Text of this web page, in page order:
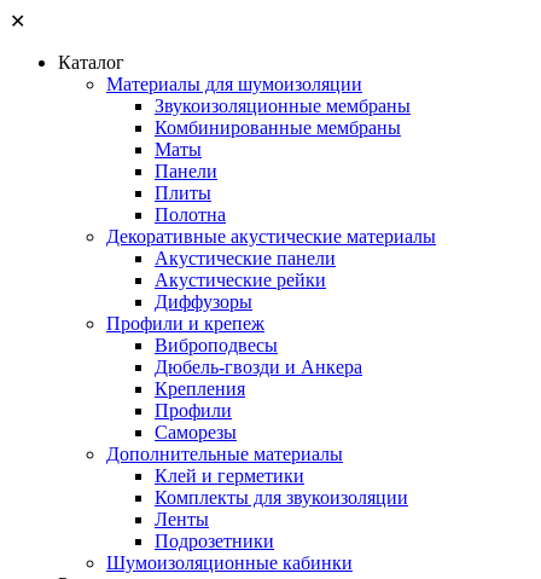
✕
Каталог
Материалы для шумоизоляции
Звукоизоляционные мембраны
Комбинированные мембраны
Маты
Панели
Плиты
Полотна
Декоративные акустические материалы
Акустические панели
Акустические рейки
Диффузоры
Профили и крепеж
Виброподвесы
Дюбель-гвозди и Анкера
Крепления
Профили
Саморезы
Дополнительные материалы
Клей и герметики
Комплекты для звукоизоляции
Ленты
Подрозетники
Шумоизоляционные кабинки